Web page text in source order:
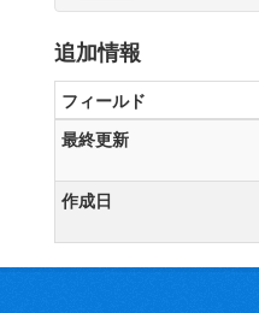
追加情報
フィールド
最終更新
作成日